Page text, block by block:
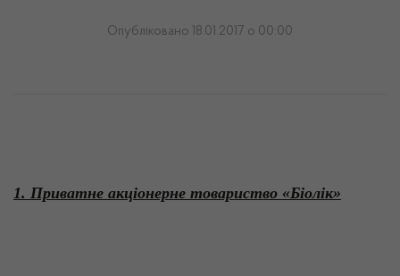
Опубліковано 18.01.2017 о 00:00
1. Приватне акціонерне товариство «Біолік»